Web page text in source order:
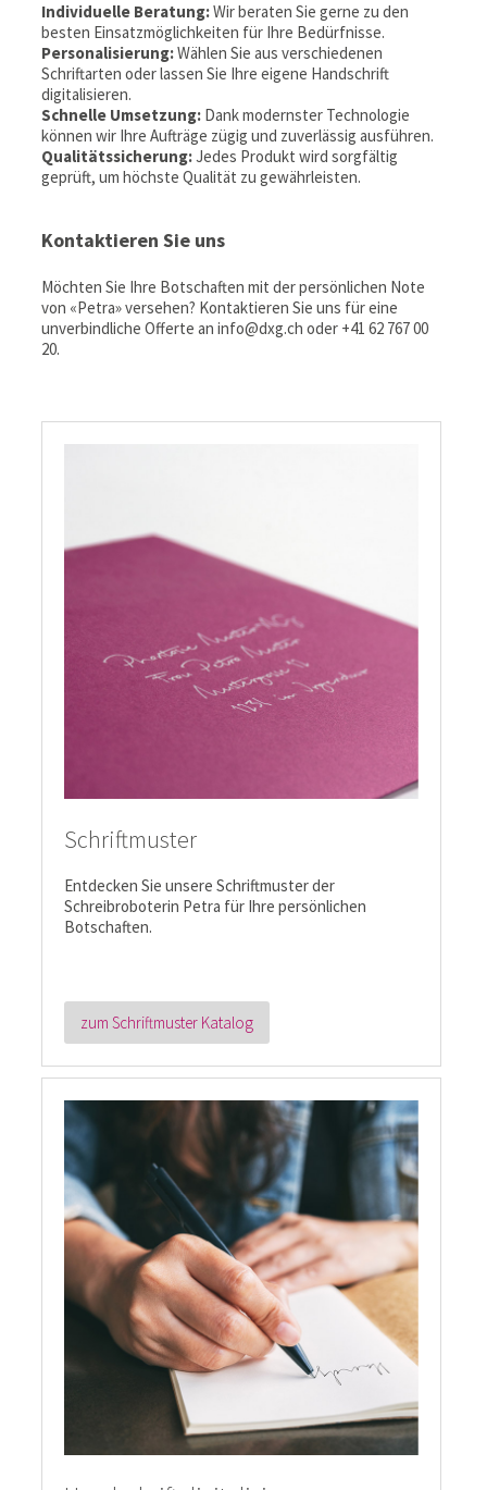
Individuelle Beratung:Wir beraten Sie gerne zu den
besten Einsatzmöglichkeiten für Ihre Bedürfnisse.
Personalisierung:Wählen Sie aus verschiedenen
Schriftarten oder lassen Sie Ihre eigene Handschrift
digitalisieren.
Schnelle Umsetzung: Dank modernster Technologie
können wir Ihre Aufträge zügig und zuverlässig ausführen.
Qualitätssicherung:Jedes Produkt wird sorgfältig
geprüft, um höchste Qualität zu gewährleisten.
Kontaktieren Sie uns
Möchten Sie Ihre Botschaften mit der persönlichen Note
von «Petra» versehen? Kontaktieren Sie uns für eine
unverbindliche Offerte an info@dxg.ch oder +41 62 767 00
20.
Schriftmuster
Entdecken Sie unsere Schriftmuster der
Schreibroboterin Petra für Ihre persönlichen
Botschaften.
zum Schriftmuster Katalog